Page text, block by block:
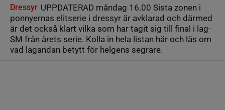
Dressyr UPPDATERAD måndag 16.00 Sista zonen i
ponnyernas elitserie i dressyr är avklarad och därmed
är det också klart vilka som har tagit sig till final i lag-
SM från årets serie. Kolla in hela listan här och läs om
vad lagandan betytt för helgens segrare.